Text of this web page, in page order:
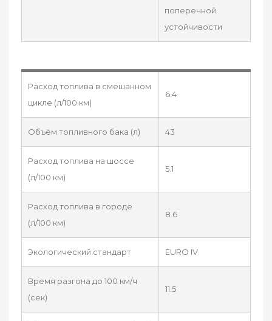
поперечной
устойчивости
Расход топлива в смешанном
цикле (л/100 км)
6.4
Объём топливного бака (л) 43
Расход топлива на шоссе
(л/100 км)
5.1
Расход топлива в городе
(л/100 км)
8.6
Экологический стандарт EURO IV
Время разгона до 100 км/ч
(сек)
11.5